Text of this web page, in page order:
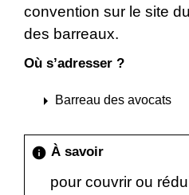
convention sur le site
des barreaux.
Où s’adresser ?
arrow_right Barreau des avocats
info À savoir
pour couvrir ou